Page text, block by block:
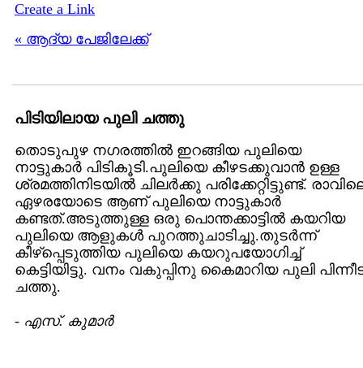
Create a Link
« ആദ്യ പേജിലേക്ക്
പിടിയിലായ പുലി ചത്തു
തൊടുപുഴ നഗരത്തിൽ ഇറങ്ങിയ പുലിയെ
നാട്ടുകാർ പിടികൂടി.പുലിയെ കീഴടക്കുവാൻ ഉള്ള
ശ്രമത്തിനിടയിൽ ചിലർക്കു പരിക്കേറ്റിട്ടുണ്ട്‌.
ഏഴരയോടെ ആണ്‌ പുലിയെ നാട്ടുകാർ
കണ്ടത്‌.അടുത്തുള്ള ഒരു പൊന്തക്കാട്ടിൽ കയറിയ
പുലിയെ ആളുകൾ പുറത്തുചാടിച്ചു.തുടർന്ന്
കീഴ്പ്പെടുത്തിയ പുലിയെ കയറുപയോഗിച്ച്‌
കെട്ടിയിട്ടു. വനം വകുപ്പിനു കൈമാറിയ പുലി
ചത്തു.
- എസ്. കുമാര്‍